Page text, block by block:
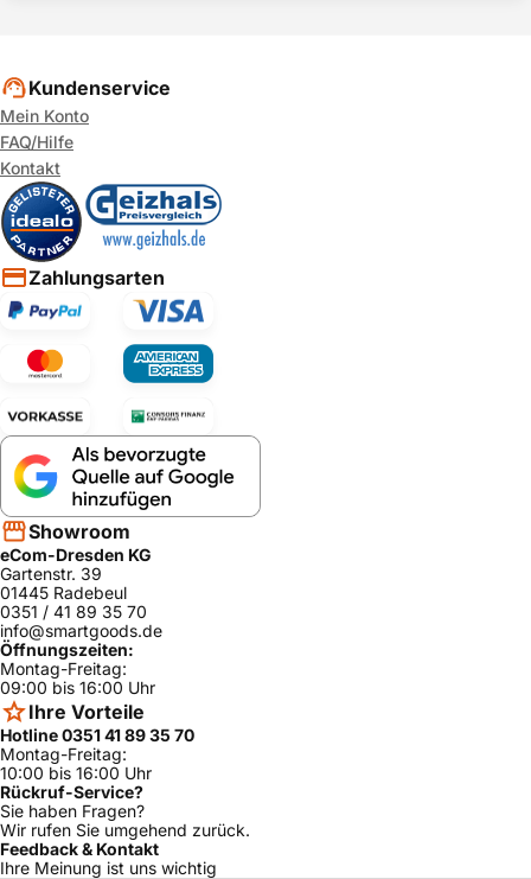
Kundenservice
Mein Konto
FAQ/Hilfe
Kontakt
Zahlungsarten
Showroom
eCom-Dresden KG
Gartenstr. 39
01445 Radebeul
0351 / 41 89 35 70
info@smartgoods.de
Öffnungszeiten:
Montag-Freitag:
09:00 bis 16:00 Uhr
Ihre Vorteile
Hotline 0351 41 89 35 70
Montag-Freitag:
10:00 bis 16:00 Uhr
Rückruf-Service?
Sie haben Fragen?
Wir rufen Sie umgehend zurück.
Feedback & Kontakt
Ihre Meinung ist uns wichtig